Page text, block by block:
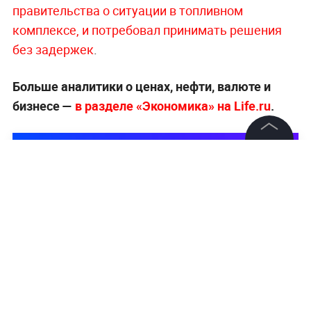
правительства о ситуации в топливном
комплексе, и потребовал принимать решения
без задержек
Больше аналитики о ценах, нефти, валюте и
бизнесе — в разделе «Экономика» на Life.ru.